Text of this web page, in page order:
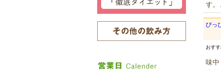
す。
ぴっ
おす
味中